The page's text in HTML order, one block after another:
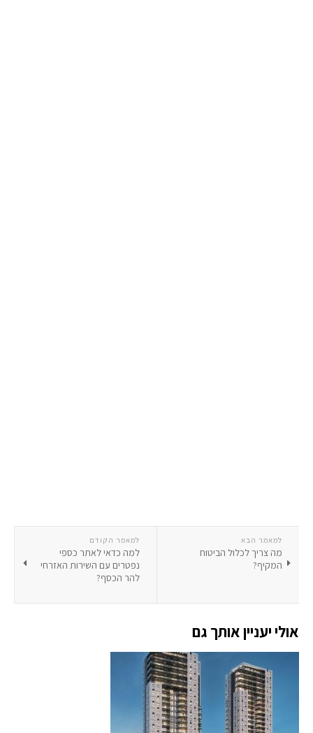
למאמר הקודם
למה כדאי לאתר כספי
נפטרים עם השירות האזרחי
להר הכסף?
למאמר הבא
מה צריך לכלול הביטוח
המקיף?
אולי יעניין אותך גם